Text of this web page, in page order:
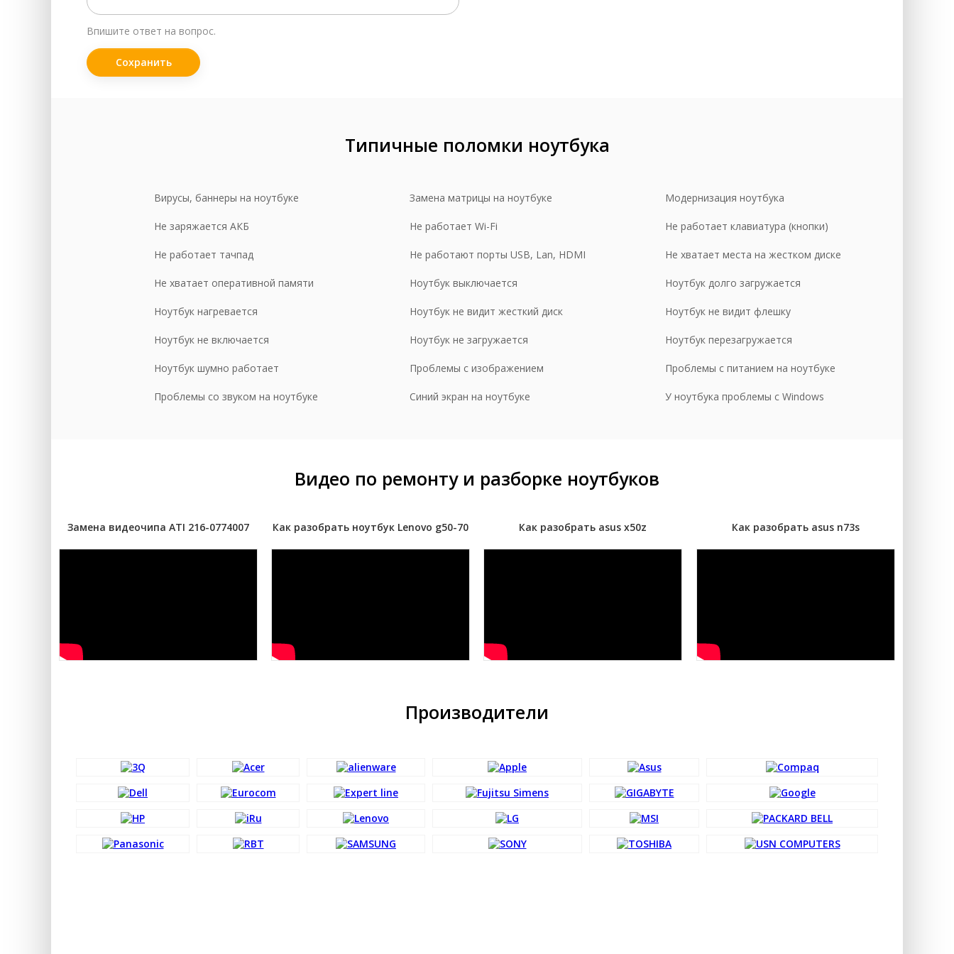
Замена материнской платы без ПО
Замена батарейки BIOS (с полной разборкой)
Чистка материнской платы
1500-4500 руб.
Ремонт корпусных элементов
Замена петель матрицы
Доставка обратно заказчику
Впишите ответ на вопрос.
Типичные поломки ноутбука
Вирусы, баннеры на ноутбуке Замена матрицы на ноутбуке Модернизация ноутбука
Не заряжается АКБ Не работает Wi-Fi Не работает клавиатура (кнопки)
Не работает тачпад Не работают порты USB, Lan, HDMI Не хватает места на жестком диске
Не хватает оперативной памяти Ноутбук выключается Ноутбук долго загружается
Ноутбук нагревается Ноутбук не видит жесткий диск Ноутбук не видит флешку
Ноутбук не включается Ноутбук не загружается Ноутбук перезагружается
Ноутбук шумно работает Проблемы с изображением Проблемы с питанием на ноутбуке
Проблемы со звуком на ноутбуке Синий экран на ноутбуке У ноутбука проблемы с Windows
Видео по ремонту и разборке ноутбуков
Замена видеочипа ATI 216-0774007 Как разобрать ноутбук Lenovo g50-70 Как разобрать asus x50z Как разобрать asus n73s
Производители